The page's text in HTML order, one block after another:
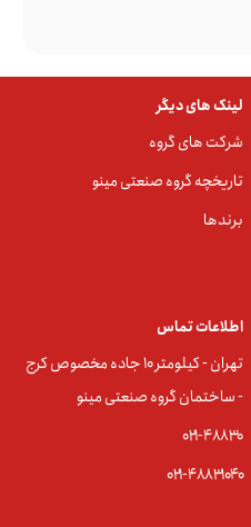
لینک های دیگر
شرکت های گروه
تاریخچه گروه صنعتی مینو
برندها
اطلاعات تماس
تهران - کیلومتر ۱۰ جاده مخصوص کرج
- ساختمان گروه صنعتی مینو
۰۲۱-۴۸۸۳0
۰۲۱-۴۸۸۳۱۰۴۰